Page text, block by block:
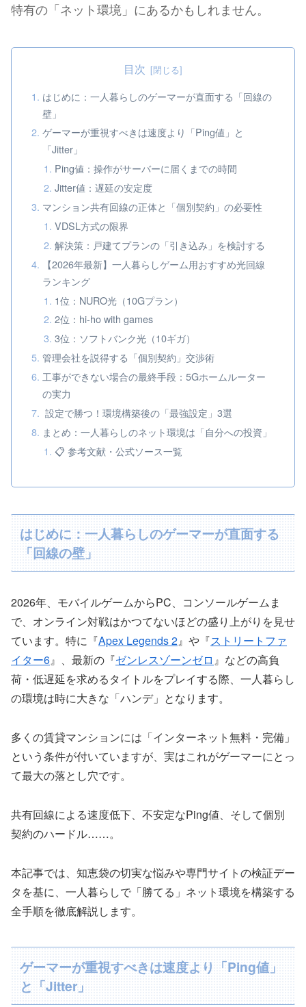
特有の「ネット環境」にあるかもしれません。
目次
はじめに：一人暮らしのゲーマーが直面する「回線の
壁」
ゲーマーが重視すべきは速度より「Ping値」と
「Jitter」
Ping値：操作がサーバーに届くまでの時間
Jitter値：遅延の安定度
マンション共有回線の正体と「個別契約」の必要性
VDSL方式の限界
解決策：戸建てプランの「引き込み」を検討する
【2026年最新】一人暮らしゲーム用おすすめ光回線
ランキング
1位：NURO光（10Gプラン）
2位：hi-ho with games
3位：ソフトバンク光（10ギガ）
管理会社を説得する「個別契約」交渉術
工事ができない場合の最終手段：5Gホームルーター
の実力
設定で勝つ！環境構築後の「最強設定」3選
まとめ：一人暮らしのネット環境は「自分への投資」
📋 参考文献・公式ソース一覧
はじめに：一人暮らしのゲーマーが直面する
「回線の壁」
2026年、モバイルゲームからPC、コンソールゲームま
で、オンライン対戦はかつてないほどの盛り上がりを見せ
ています。特に『Apex Legends 2』や『ストリートファ
イター6』、最新の『ゼンレスゾーンゼロ 』などの高負
荷・低遅延を求めるタイトルをプレイする際、一人暮らし
の環境は時に大きな「ハンデ」となります。
多くの賃貸マンションには「インターネット無料・完備」
という条件が付いていますが、実はこれがゲーマーにとっ
て最大の落とし穴です。
共有回線による速度低下、不安定なPing値、そして個別
契約のハードル……。
本記事では、知恵袋の切実な悩みや専門サイトの検証デー
タを基に、一人暮らしで「勝てる」ネット環境を構築する
全手順を徹底解説します。
ゲーマーが重視すべきは速度より「Ping値」
と「Jitter」